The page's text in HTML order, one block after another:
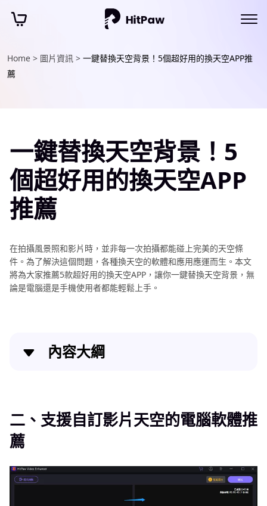
Home > 圖片資訊 > 一鍵替換天空背景！5個超好用的換天空APP推
薦
一鍵替換天空背景！5
個超好用的換天空APP
推薦
在拍攝風景照和影片時，並非每一次拍攝都能碰上完美的天空條
件。為了解決這個問題，各種換天空的軟體和應用應運而生。本文
將為大家推薦5款超好用的換天空APP，讓你一鍵替換天空背景，無
論是電腦還是手機使用者都能輕鬆上手。
內容大綱
三、5個手機專用的換天空APP推薦
四、結語
二、支援自訂影片天空的電腦軟體推
薦